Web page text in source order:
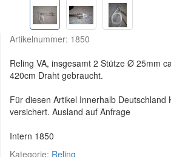
Artikelnummer: 1850
Reling VA, insgesamt 2 Stütze Ø 25mm
420cm Draht gebraucht.
Für diesen Artikel Innerhalb Deutschland
versichert. Ausland auf Anfrage
Intern 1850
Kategorie: Reling